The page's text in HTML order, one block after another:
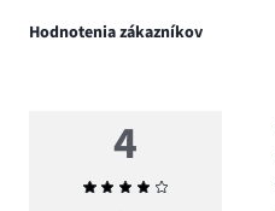
Hodnotenia zákazníkov
4
Priemerné